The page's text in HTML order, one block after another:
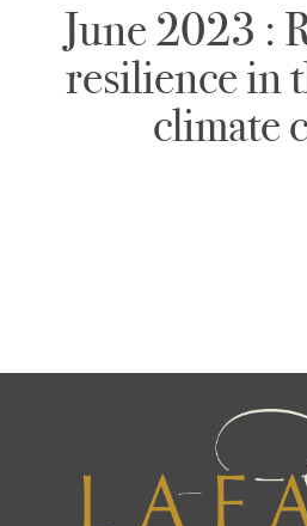
June 2023 :
resilience in
climate